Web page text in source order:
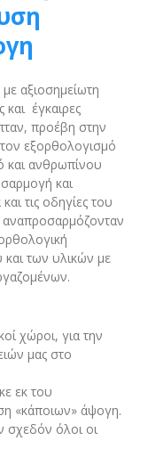
αξιοσημείωτη
και έγκαιρες
προέβη στην
εξορθολογισμό
και ανθρωπίνου
και
τις οδηγίες του
και των υλικών με
χώροι, για την
μας στο
εκ του
«κάποιων» άψογη.
σχεδόν όλοι οι